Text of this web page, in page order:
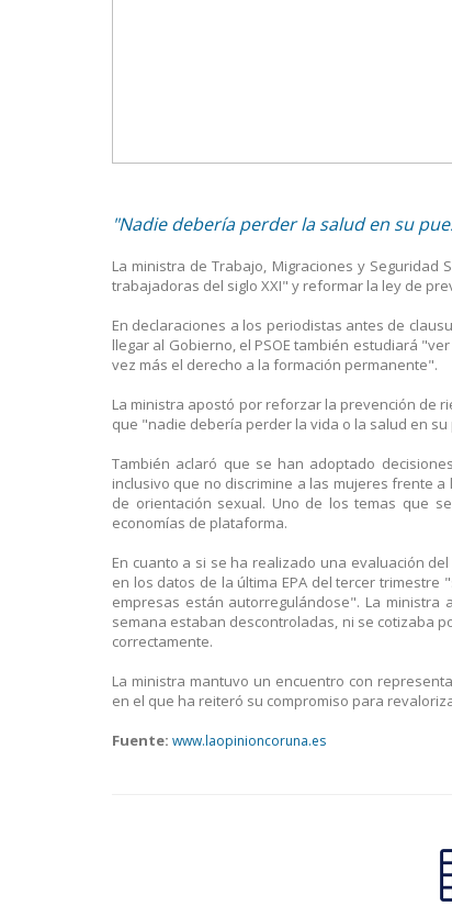
"Nadie debería perder la salud en su
La ministra de Trabajo, Migraciones y
trabajadoras del siglo XXI" y reformar la ley de
En declaraciones a los periodistas antes de
llegar al Gobierno, el PSOE también estudiará
vez más el derecho a la formación permanente".
La ministra apostó por reforzar la prevención de
que "nadie debería perder la vida o la salud en
También aclaró que se han adoptado
inclusivo que no discrimine a las mujeres frente
de orientación sexual. Uno de los temas que
economías de plataforma.
En cuanto a si se ha realizado una evaluación
en los datos de la última EPA del tercer
empresas están autorregulándose". La
semana estaban descontroladas, ni se cotizaba
correctamente.
La ministra mantuvo un encuentro con
en el que ha reiteró su compromiso para
Fuente: www.laopinioncoruna.es